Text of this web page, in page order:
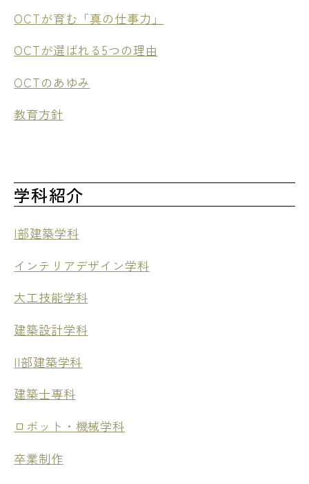
OCTが育む「真の仕事力」
OCTが選ばれる5つの理由
OCTのあゆみ
教育方針
学科紹介
I部建築学科
インテリアデザイン学科
大工技能学科
建築設計学科
II部建築学科
建築士専科
ロボット・機械学科
卒業制作